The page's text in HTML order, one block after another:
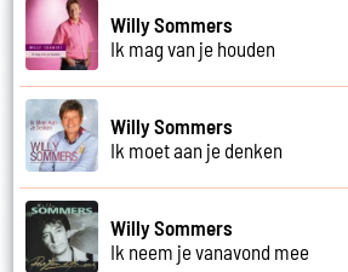
Willy Sommers
Ik mag van je houden
Willy Sommers
Ik moet aan je denken
Willy Sommers
Ik neem je vanavond mee